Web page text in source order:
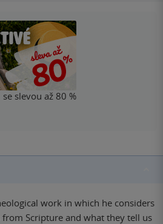
slevou až 80 %
work in which he considers
Scripture and what they tell us